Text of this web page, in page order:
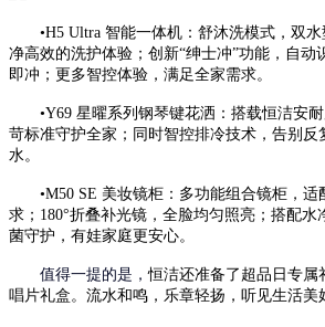
•H5 Ultra 智能一体机：舒沐洗模式， 双水
净高效的洗护体验 ；创新“绅士冲”功能，自动
即冲； 更多智控体验 ，满足全家需求。
•Y69 星曜系列钢琴键花洒：搭载恒洁安耐
苛标准守护全家 ；同时智控排冷技术， 告别反
水。
•M50 SE 美妆镜柜 ： 多功能组合镜柜 ， 适
求 ； 180°折叠补光镜， 全脸均匀照亮 ；搭配水
菌守护 ，有娃家庭更安心。
值得一提的是，恒洁还准备了超品日专属
唱片礼盒。 流水和鸣，乐章轻扬， 听见生活美